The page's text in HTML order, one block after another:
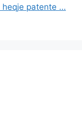
heqje patente …